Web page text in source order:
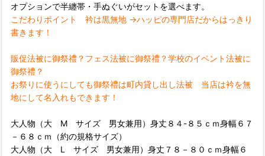
オプションで半纏帯・手ぬぐいがセットを選べます。
こだわりポイント 衿は黒無地 →ハッピの専門店だからはっきり
書きます！
販促法被に御祭禮？フェス法被に御祭禮？学校のイベント法被に
御祭禮？
お祭りに使うにしても御祭禮は町内貸し出し法被 当店は衿を無
地にして名入れもできます！
大人物（大 M サイズ 男女兼用）身丈８４-８５ｃｍ身幅６７
－６８ｃｍ（約の規格サイズ）
大人物（大 L サイズ 男女兼用）身丈７８－８０ｃｍ身幅６